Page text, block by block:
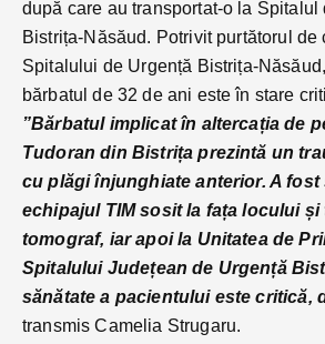
după care au transportat-o la Spitalul
Bistrița-Năsăud. Potrivit purtătorul de
Spitalului de Urgență Bistrița-
bărbatul de 32 de ani este în stare
”Bărbatul implicat în altercația de
Tudoran din Bistrița prezintă un
cu plăgi înjunghiate anterior. A fost
echipajul TIM sosit la fața locului
tomograf, iar apoi la Unitatea de
Spitalului Județean de Urgență
sănătate a pacientului este critică,
transmis Camelia Strugaru.